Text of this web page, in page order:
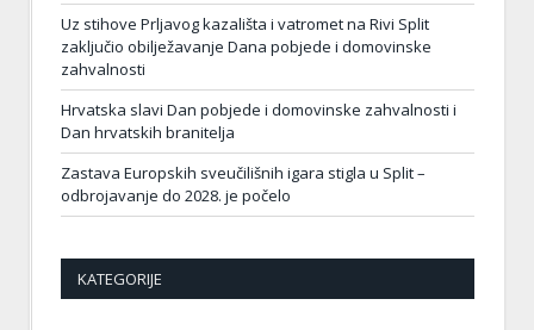
Uz stihove Prljavog kazališta i vatromet na Rivi Split
zaključio obilježavanje Dana pobjede i domovinske
zahvalnosti
Hrvatska slavi Dan pobjede i domovinske zahvalnosti i
Dan hrvatskih branitelja
Zastava Europskih sveučilišnih igara stigla u Split –
odbrojavanje do 2028. je počelo
KATEGORIJE